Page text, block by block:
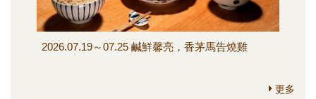
2026.07.19～07.25 鹹鮮馨亮，香茅馬告燒雞
更多